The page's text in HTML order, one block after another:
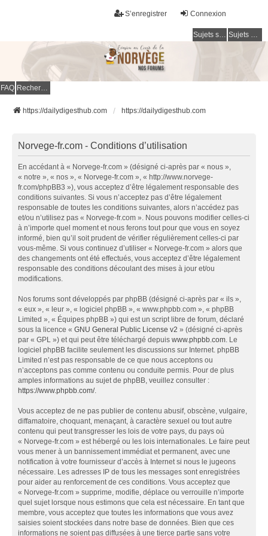
Connexion
S’enregistrer
Sujets sans réponse Sujets actifs
FAQ Rechercher
https://dailydigesthub.com https://dailydigesthub.com
Norvege-fr.com - Conditions d’utilisation
En accédant à « Norvege-fr.com » (désigné ci-après par « nous »,
« notre », « nos », « Norvege-fr.com », « http://www.norvege-
fr.com/phpBB3 »), vous acceptez d’être légalement responsable des
conditions suivantes. Si vous n’acceptez pas d’être légalement
responsable de toutes les conditions suivantes, alors n’accédez pas
et/ou n’utilisez pas « Norvege-fr.com ». Nous pouvons modifier celles-ci
à n’importe quel moment et nous ferons tout pour que vous en soyez
informé, bien qu’il soit prudent de vérifier régulièrement celles-ci par
vous-même. Si vous continuez d’utiliser « Norvege-fr.com » alors que
des changements ont été effectués, vous acceptez d’être légalement
responsable des conditions découlant des mises à jour et/ou
modifications.
Nos forums sont développés par phpBB (désigné ci-après par « ils »,
« eux », « leur », « logiciel phpBB », « www.phpbb.com », « phpBB
Limited », « Équipes phpBB ») qui est un script libre de forum, déclaré
sous la licence « GNU General Public License v2 » (désigné ci-après
par « GPL ») et qui peut être téléchargé depuis www.phpbb.com. Le
logiciel phpBB facilite seulement les discussions sur Internet. phpBB
Limited n’est pas responsable de ce que nous acceptons ou
n’acceptons pas comme contenu ou conduite permis. Pour de plus
amples informations au sujet de phpBB, veuillez consulter :
https://www.phpbb.com/.
Vous acceptez de ne pas publier de contenu abusif, obscène, vulgaire,
diffamatoire, choquant, menaçant, à caractère sexuel ou tout autre
contenu qui peut transgresser les lois de votre pays, du pays où
« Norvege-fr.com » est hébergé ou les lois internationales. Le faire peut
vous mener à un bannissement immédiat et permanent, avec une
notification à votre fournisseur d’accès à Internet si nous le jugeons
nécessaire. Les adresses IP de tous les messages sont enregistrées
pour aider au renforcement de ces conditions. Vous acceptez que
« Norvege-fr.com » supprime, modifie, déplace ou verrouille n’importe
quel sujet lorsque nous estimons que cela est nécessaire. En tant que
membre, vous acceptez que toutes les informations que vous avez
saisies soient stockées dans notre base de données. Bien que ces
informations ne soient pas diffusées à une tierce partie sans votre